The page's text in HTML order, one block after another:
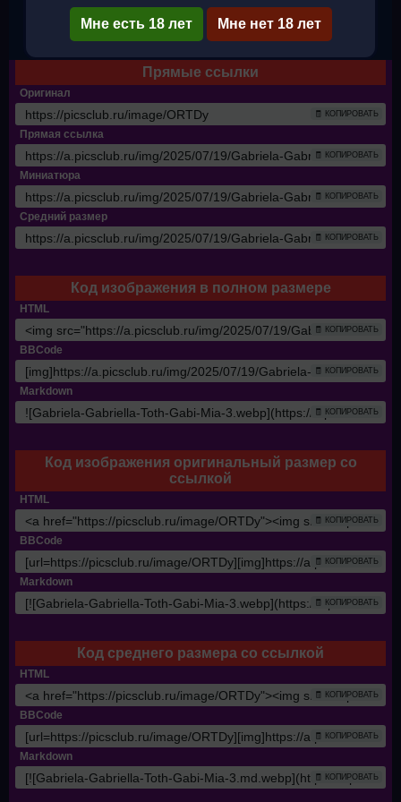
✔ Полный размер
Прямые ссылки
Оригинал
🧾 КОПИРОВАТЬ
Прямая ссылка
🧾 КОПИРОВАТЬ
Миниатюра
🧾 КОПИРОВАТЬ
Средний размер
🧾 КОПИРОВАТЬ
Код изображения в полном размере
HTML
🧾 КОПИРОВАТЬ
BBCode
🧾 КОПИРОВАТЬ
Markdown
🧾 КОПИРОВАТЬ
Код изображения оригинальный размер со
ссылкой
HTML
🧾 КОПИРОВАТЬ
BBCode
🧾 КОПИРОВАТЬ
Markdown
🧾 КОПИРОВАТЬ
Код среднего размера со ссылкой
HTML
🧾 КОПИРОВАТЬ
BBCode
🧾 КОПИРОВАТЬ
Markdown
🧾 КОПИРОВАТЬ
Мне есть 18 лет Мне нет 18 лет